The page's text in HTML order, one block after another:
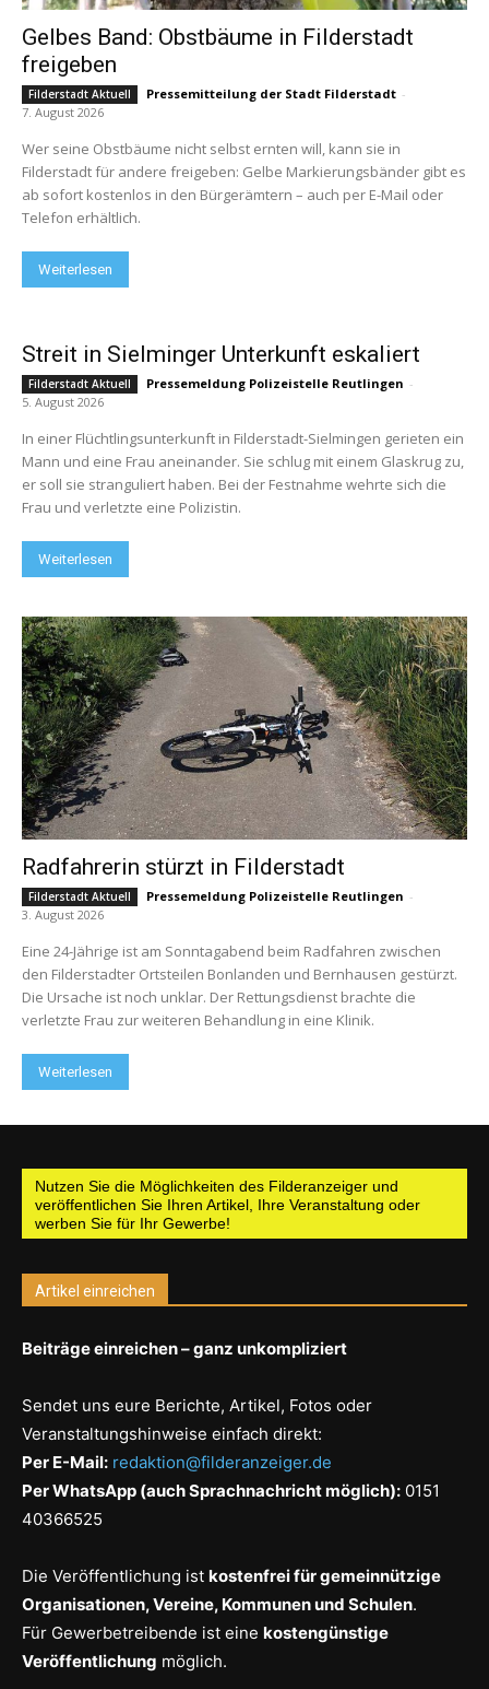
Gelbes Band: Obstbäume in Filderstadt
freigeben
Filderstadt Aktuell Pressemitteilung der Stadt Filderstadt -
7. August 2026
Wer seine Obstbäume nicht selbst ernten will, kann sie in
Filderstadt für andere freigeben: Gelbe Markierungsbänder gibt es
ab sofort kostenlos in den Bürgerämtern – auch per E-Mail oder
Telefon erhältlich.
Weiterlesen
Streit in Sielminger Unterkunft eskaliert
Filderstadt Aktuell Pressemeldung Polizeistelle Reutlingen -
5. August 2026
In einer Flüchtlingsunterkunft in Filderstadt-Sielmingen gerieten ein
Mann und eine Frau aneinander. Sie schlug mit einem Glaskrug zu,
er soll sie stranguliert haben. Bei der Festnahme wehrte sich die
Frau und verletzte eine Polizistin.
Weiterlesen
Radfahrerin stürzt in Filderstadt
Filderstadt Aktuell Pressemeldung Polizeistelle Reutlingen -
3. August 2026
Eine 24-Jährige ist am Sonntagabend beim Radfahren zwischen
den Filderstadter Ortsteilen Bonlanden und Bernhausen gestürzt.
Die Ursache ist noch unklar. Der Rettungsdienst brachte die
verletzte Frau zur weiteren Behandlung in eine Klinik.
Weiterlesen
Nutzen Sie die Möglichkeiten des Filderanzeiger und
veröffentlichen Sie Ihren Artikel, Ihre Veranstaltung oder
werben Sie für Ihr Gewerbe!
Artikel einreichen
Beiträge einreichen – ganz unkompliziert
Sendet uns eure Berichte, Artikel, Fotos oder
Veranstaltungshinweise einfach direkt:
Per E-Mail: redaktion@filderanzeiger.de
Per WhatsApp (auch Sprachnachricht möglich): 0151
40366525
Die Veröffentlichung ist kostenfrei für gemeinnützige
Organisationen, Vereine, Kommunen und Schulen.
Für Gewerbetreibende ist eine kostengünstige
Veröffentlichung möglich.